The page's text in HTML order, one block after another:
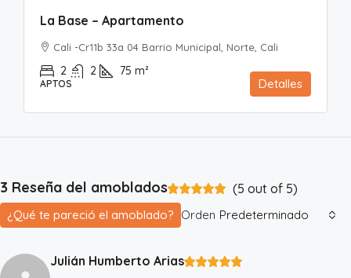
La Base – Apartamento
Cali -Cr11b 33a 04 Barrio Municipal, Norte, Cali
2 2 75 m²
APTOS Detalles
3 Reseña del amoblados (5 out of 5)
Orden Predeterminado
¿Qué te pareció el amoblado?
Julián Humberto Arias